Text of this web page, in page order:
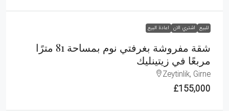
للبيع اشتري الان اعادة البيع
شقة مفروشة بغرفتي نوم بمساحة 81 مترًا
مربعًا في زيتينليك
Zeytinlik, Girne
£155,000